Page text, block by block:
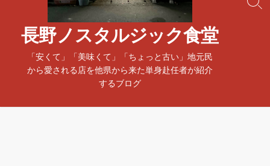
長野ノスタルジック食堂
「安くて」「美味くて」「ちょっと古い」地元民
から愛される店を他県から来た単身赴任者が紹介
するブログ
検